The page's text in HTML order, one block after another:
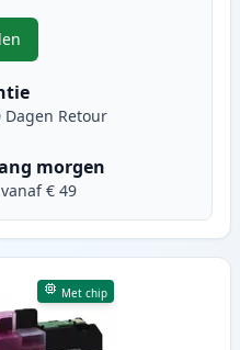
passenLC3219C inktcartridge
Dagen Retour
morgen
€ 49
Met chip